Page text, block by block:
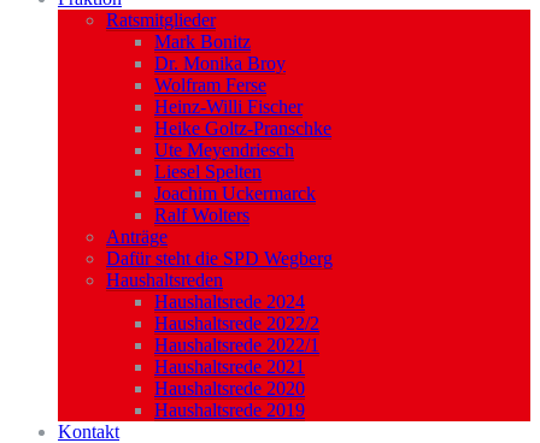
Ratsmitglieder
Mark Bonitz
Dr. Monika Broy
Wolfram Ferse
Heinz-Willi Fischer
Heike Goltz-Pranschke
Ute Meyendriesch
Liesel Spelten
Joachim Uckermarck
Ralf Wolters
Anträge
Dafür steht die SPD Wegberg
Haushaltsreden
Haushaltsrede 2024
Haushaltsrede 2022/2
Haushaltsrede 2022/1
Haushaltsrede 2021
Haushaltsrede 2020
Haushaltsrede 2019
Kontakt